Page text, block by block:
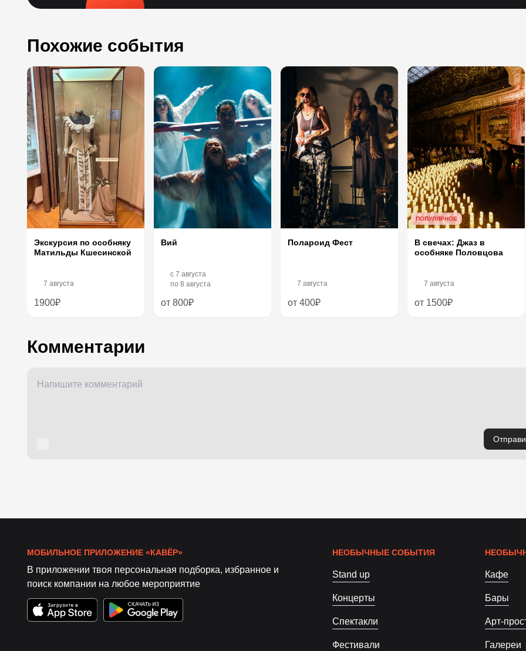
Похожие события
Экскурсия по особняку
Матильды Кшесинской
7 августа
1900₽
Вий
c 7 августа
по 8 августа
от 800₽
Полароид Фест
7 августа
от 400₽
ПОПУЛЯРНОЕ
В свечах: Джаз в
особняке Половцова
7 августа
от 1500₽
Комментарии
МОБИЛЬНОЕ ПРИЛОЖЕНИЕ «КАВЁР»
В приложении твоя персональная подборка, избранное и
поиск компании на любое мероприятие
НЕОБЫЧНЫЕ СОБЫТИЯ
Stand up
Концерты
Спектакли
Фестивали
Кафе
Бары
Арт-
Галереи